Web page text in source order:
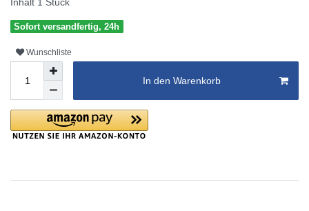
Sofort versandfertig, 24h
Wunschliste
In den Warenkorb